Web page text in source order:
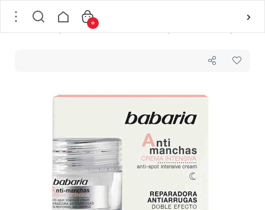
کرم ضد لک و ضد چروک باباریا babaria حاوی روغن دانه گل رز مدل Anti manchas حجم 50 میل
0